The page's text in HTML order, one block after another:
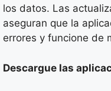
los datos. Las
aseguran que la
errores y funcione de
Descargue las